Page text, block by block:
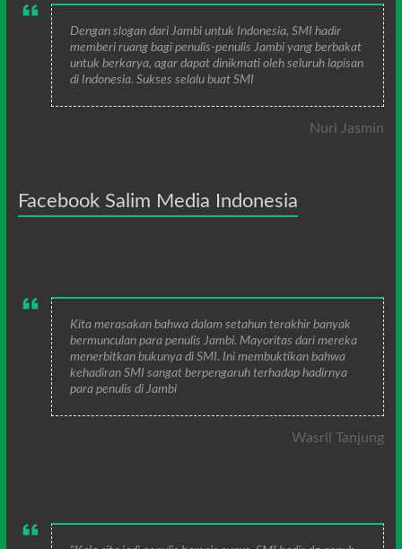
Dengan slogan dari Jambi untuk Indonesia, SMI hadir
memberi ruang bagi penulis-penulis Jambi yang berbakat
untuk berkarya, agar dapat dinikmati oleh seluruh lapisan
di Indonesia. Sukses selalu buat SMI
Nuri Jasmin
Facebook Salim Media Indonesia
Kita merasakan bahwa dalam setahun terakhir banyak
bermunculan para penulis Jambi. Mayoritas dari mereka
menerbitkan bukunya di SMI. Ini membuktikan bahwa
kehadiran SMI sangat berpengaruh terhadap hadirnya
para penulis di Jambi
Wasril Tanjung